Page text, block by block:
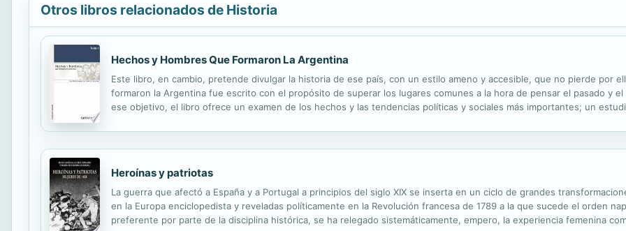
Otros libros relacionados de Historia
Hechos y Hombres Que Formaron La Argentina
Este libro, en cambio, pretende divulgar la historia de ese país, con un estilo ameno y accesible, que no pierde por
formaron la Argentina fue escrito con el propósito de superar los lugares comunes a la hora de pensar el pasado y
ese objetivo, el libro ofrece un examen de los hechos y las tendencias políticas y sociales más importantes; un
Heroínas y patriotas
La guerra que afectó a España y a Portugal a principios del siglo XIX se inserta en un ciclo de grandes
en la Europa enciclopedista y reveladas políticamente en la Revolución francesa de 1789 a la que sucede el orden
preferente por parte de la disciplina histórica, se ha relegado sistemáticamente, empero, la experiencia femenina